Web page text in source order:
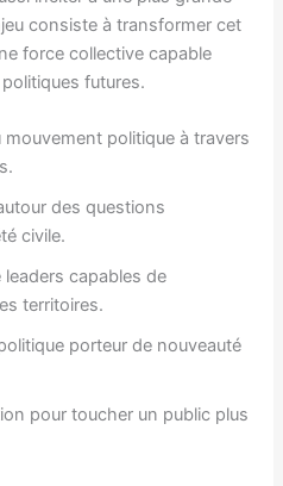
consiste à transformer cet
force collective capable
futures.
politique à travers
des questions
civile.
leaders capables de
territoires.
porteur de nouveauté
pour toucher un public plus